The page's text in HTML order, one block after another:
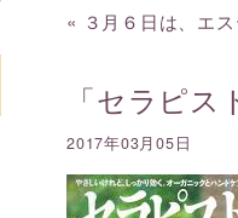
« ３月６日は、エ
「セラピ
2017年03月05日